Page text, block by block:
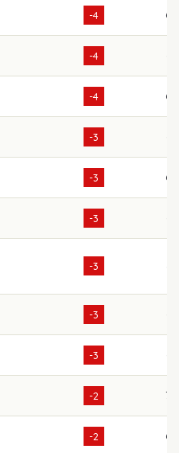
-4 68
-4
-4 68
-3
-3 68
-3
-3
-3
-3
-2 70
-2 69